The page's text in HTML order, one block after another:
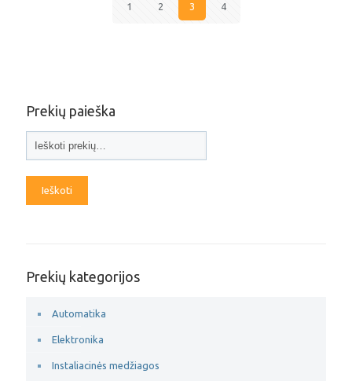
1 2 3 4
Prekių paieška
Ieškoti
Prekių kategorijos
Automatika
Elektronika
Instaliacinės medžiagos